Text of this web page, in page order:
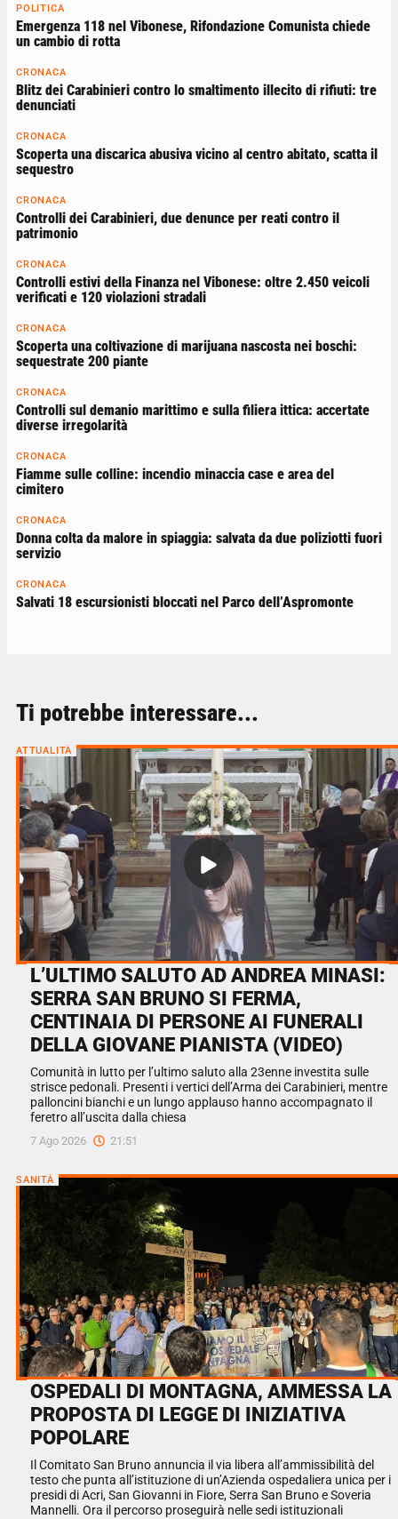
POLITICA
Emergenza 118 nel Vibonese, Rifondazione Comunista chiede
un cambio di rotta
CRONACA
Blitz dei Carabinieri contro lo smaltimento illecito di rifiuti: tre
denunciati
CRONACA
Scoperta una discarica abusiva vicino al centro abitato, scatta il
sequestro
CRONACA
Controlli dei Carabinieri, due denunce per reati contro il
patrimonio
CRONACA
Controlli estivi della Finanza nel Vibonese: oltre 2.450 veicoli
verificati e 120 violazioni stradali
CRONACA
Scoperta una coltivazione di marijuana nascosta nei boschi:
sequestrate 200 piante
CRONACA
Controlli sul demanio marittimo e sulla filiera ittica: accertate
diverse irregolarità
CRONACA
Fiamme sulle colline: incendio minaccia case e area del
cimitero
CRONACA
Donna colta da malore in spiaggia: salvata da due poliziotti fuori
servizio
CRONACA
Salvati 18 escursionisti bloccati nel Parco dell’Aspromonte
Ti potrebbe interessare...
ATTUALITÀ
L’ULTIMO SALUTO AD ANDREA MINASI:
SERRA SAN BRUNO SI FERMA,
CENTINAIA DI PERSONE AI FUNERALI
DELLA GIOVANE PIANISTA (VIDEO)
Comunità in lutto per l’ultimo saluto alla 23enne investita sulle
strisce pedonali. Presenti i vertici dell’Arma dei Carabinieri, mentre
palloncini bianchi e un lungo applauso hanno accompagnato il
feretro all’uscita dalla chiesa
7 Ago 2026 21:51
SANITÀ
OSPEDALI DI MONTAGNA, AMMESSA LA
PROPOSTA DI LEGGE DI INIZIATIVA
POPOLARE
Il Comitato San Bruno annuncia il via libera all’ammissibilità del
testo che punta all’istituzione di un’Azienda ospedaliera unica per i
presidi di Acri, San Giovanni in Fiore, Serra San Bruno e Soveria
Mannelli. Ora il percorso proseguirà nelle sedi istituzionali